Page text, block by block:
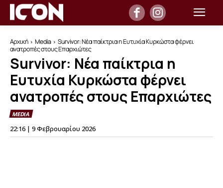
Αρχική Media
Survivor: Νέα παίκτρια η Ευτυχία Κυρκώστα φέρνει
ανατροπές στους Επαρχιώτες
Survivor: Νέα παίκτρια η
Ευτυχία Κυρκώστα φέρνει
ανατροπές στους Επαρχιώτες
MEDIA
22:16 | 9 Φεβρουαρίου 2026